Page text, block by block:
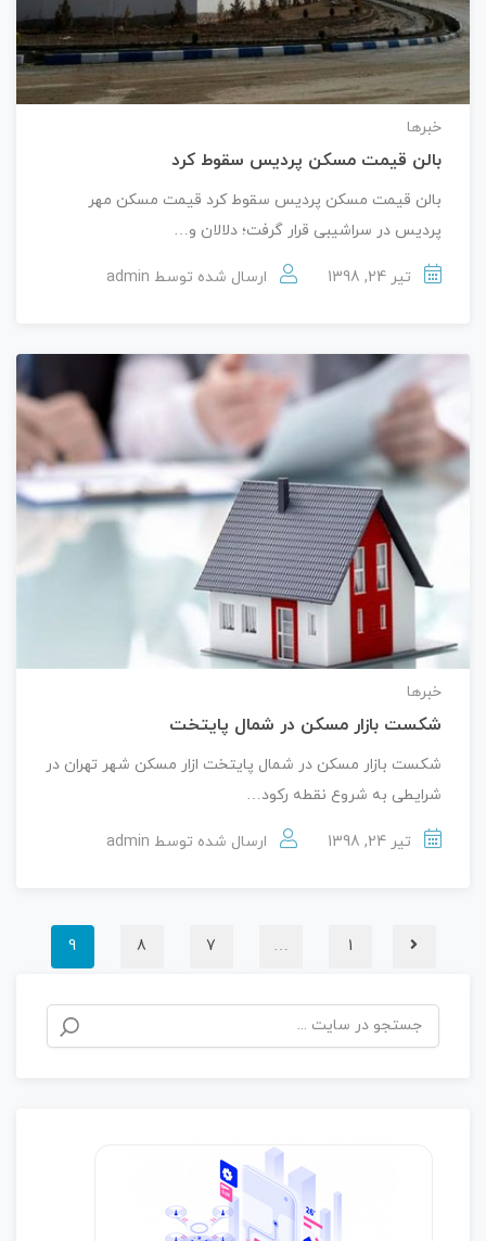
خبرها
بالن قیمت مسکن پردیس سقوط کرد
بالن قیمت مسکن پردیس سقوط کرد قیمت مسکن مهر
پردیس در سراشیبی قرار گرفت؛ دلالان و…
تیر 24, 1398 ارسال شده توسط admin
خبرها
شکست بازار مسکن در شمال پایتخت
شکست بازار مسکن در شمال پایتخت ازار مسکن شهر تهران در
شرایطی به شروع نقطه‌ رکود…
تیر 24, 1398 ارسال شده توسط admin
1
…
7
8
9